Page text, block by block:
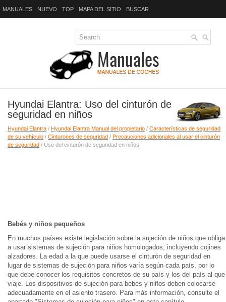
MANUALES NUEVO TOP MAPA DEL SITIO BUSCAR
Hyundai Elantra: Uso del cinturón de
seguridad en niños
Hyundai Elantra / Hyundai Elantra Manual del propietario / Características de seguridad
de su vehículo / Cinturones de seguridad / Precauciones adicionales al usar el cinturón
de seguridad / Uso del cinturón de seguridad en niños
Bebés y niños pequeños
En muchos países existe legislación sobre la sujeción de niños que obliga
a usar sistemas de sujeción para niños homologados, incluyendo cojines
alzadores. La edad a la que puede usarse el cinturón de seguridad en
lugar de sistemas de sujeción para niños varía según cada país, por lo
que debe conocer los requisitos concretos de su país y los del país al que
viaje. Los dispositivos de sujeción para bebés y niños deben colocarse
adecuadamente en el asiento trasero. Para más información, consulte el